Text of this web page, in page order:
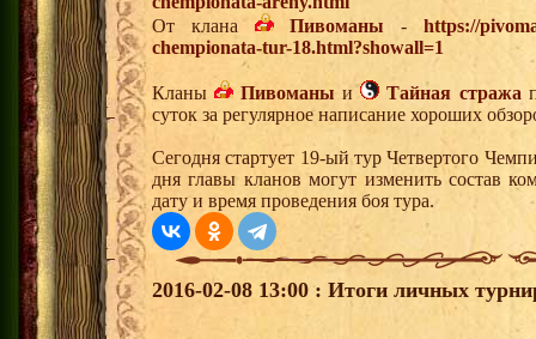
От клана
Пивоманы -https://
chempionata-tur-18.html?showall=1
Кланы Пивоманы и Тайная стража
суток за регулярное написание хороших
Сегодня стартует 19-ый тур Четвертого
дня главы кланов могут изменить состав
дату и время проведения боя тура.
2016-02-08 13:00 : Итоги личных